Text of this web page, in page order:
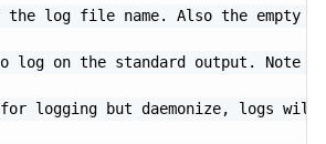
the log file name. Also the empty
log on the standard output. Note
logging but daemonize, logs